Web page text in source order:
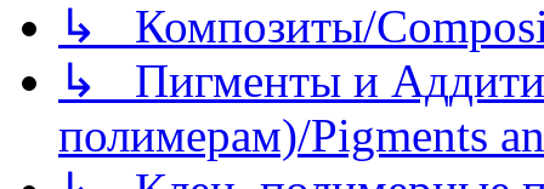
↳ Композиты/
↳ Пигменты и
полимерам)/Pigments